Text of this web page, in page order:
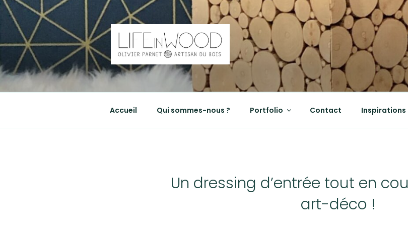
Aller
contenu
principal
LIFEINWOOD
Olivier Parnet, artisan du bois
Accueil Qui sommes-nous ? Portfolio Contact Inspirations
Un dressing d’entrée tout en
art-déco !